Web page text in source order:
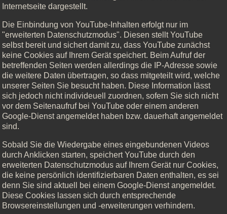
Internetseite dargestellt.
Die Einbindung von YouTube-Inhalten erfolgt nur im
"erweiterten Datenschutzmodus". Diesen stellt YouTube
selbst bereit und sichert damit zu, dass YouTube zunächst
keine Cookies auf Ihrem Gerät speichert. Beim Aufruf der
betreffenden Seiten werden allerdings die IP-Adresse sowie
die weitere Daten übertragen, so dass mitgeteilt wird, welche
unserer Seiten Sie besucht haben. Diese Information lässt
sich jedoch nicht individeuell zuordnen, sofern Sie sich nicht
vor dem Seitenaufruf bei YouTube oder einem anderen
Google-Dienst angemeldet haben bzw. dauerhaft angemeldet
sind.
Sobald Sie die Wiedergabe eines eingebundenen Videos
durch Anklicken starten, speichert YouTube durch den
erweiterten Datenschutzmodus auf Ihrem Gerät nur Cookies,
die keine persönlich identifizierbaren Daten enthalten, es sei
denn Sie sind aktuell bei einem Google-Dienst angemeldet.
Diese Cookies lassen sich durch entsprechende
Browsereinstellungen und -erweiterungen verhindern.